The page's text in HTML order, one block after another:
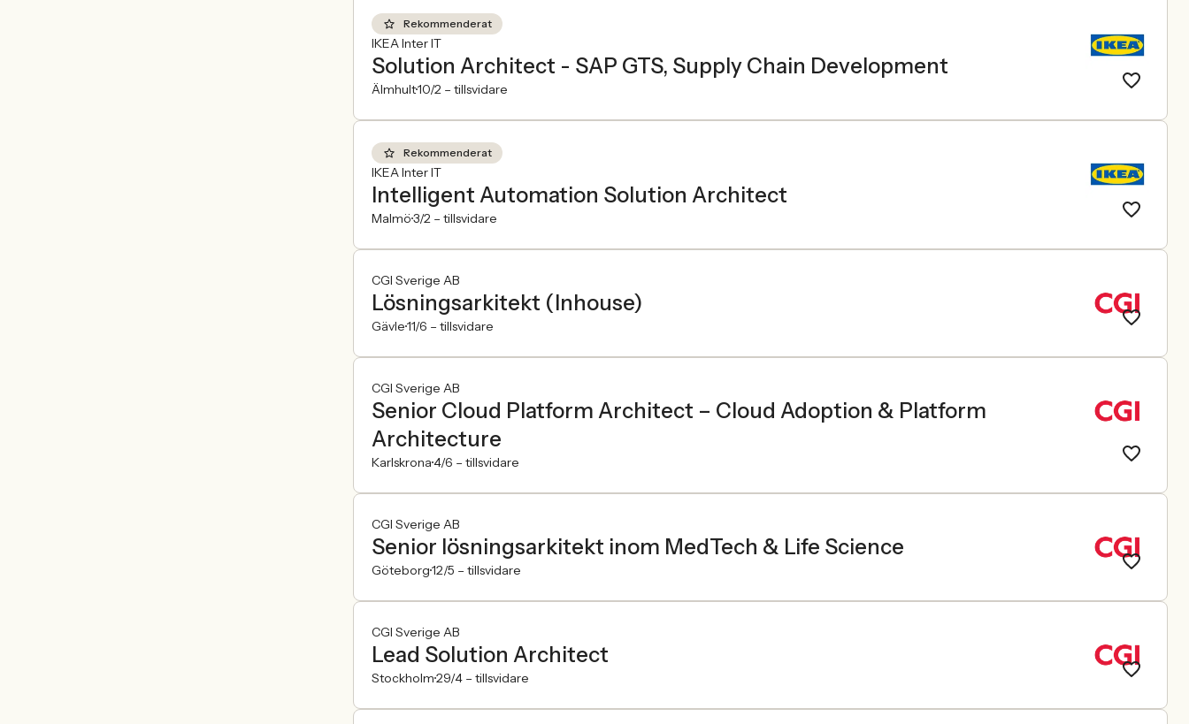
Rekommenderat
IKEA Inter IT
Solution Architect - SAP GTS, Supply Chain Development
Älmhult10/2 – tillsvidare
Rekommenderat
IKEA Inter IT
Intelligent Automation Solution Architect
Malmö3/2 – tillsvidare
CGI Sverige AB
Lösningsarkitekt (Inhouse)
Gävle11/6 – tillsvidare
CGI Sverige AB
Senior Cloud Platform Architect – Cloud Adoption & Platform
Architecture
Karlskrona4/6 – tillsvidare
CGI Sverige AB
Senior lösningsarkitekt inom MedTech & Life Science
Göteborg12/5 – tillsvidare
CGI Sverige AB
Lead Solution Architect
Stockholm29/4 – tillsvidare